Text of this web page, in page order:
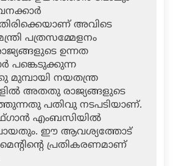
അവിടെ
പത്രസമ്മേളനം
ഉന്നത
പങ്കെടുക്കുന്ന
നയതന്ത്ര
അതതു രാജ്യങ്ങളുടെ
പതിവു നടപടിയാണ്.
എംബസിയില്‍
ഈ ആവശ്യത്തോട്
പ്രതികരണമാണ്